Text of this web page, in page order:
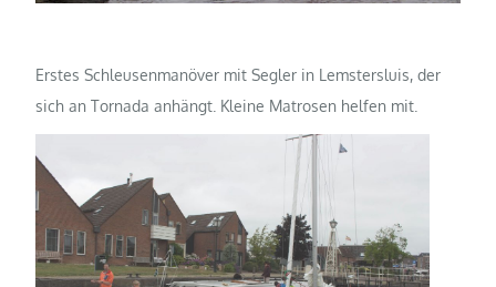
Erstes Schleusenmanöver mit Segler in Lemstersluis, der
sich an Tornada anhängt. Kleine Matrosen helfen mit.